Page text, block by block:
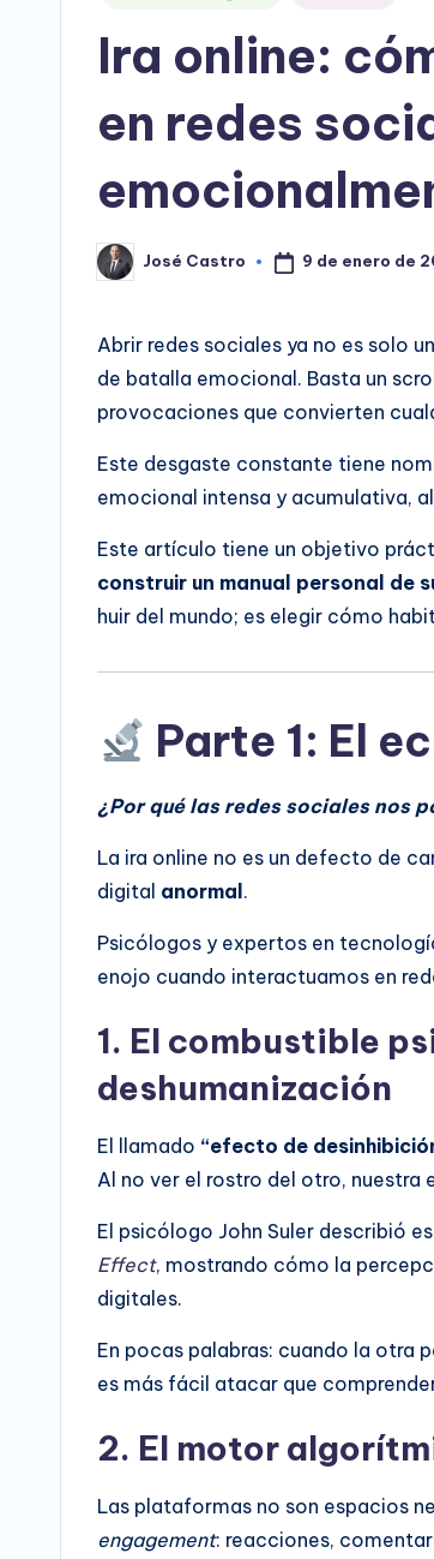
Ira online:
en redes
Publicado
por
José Castro 9 de enero de
Abrir redes sociales ya no es solo
de batalla emocional. Basta un
provocaciones que convierten
Este desgaste constante tiene
emocional intensa y acumulativa,
Este artículo tiene un objetivo
construir un manual personal de
huir del mundo; es elegir cómo
Parte 1: El
¿Por qué las redes sociales nos
La ira online no es un defecto de
digital anormal.
Psicólogos y expertos en
enojo cuando interactuamos en
1. El combustible
deshumanización
El llamado “efecto de
Al no ver el rostro del otro,
El psicólogo John Suler describió
Effect, mostrando cómo la
digitales.
En pocas palabras: cuando la otra
es más fácil atacar que
2. El motor
Las plataformas no son espacios
engagement: reacciones,